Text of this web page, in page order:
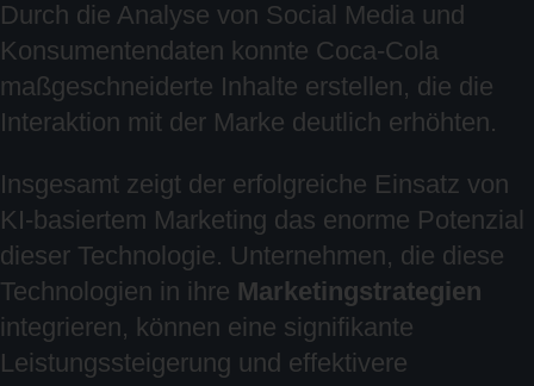
Durch die Analyse von Social Media und
Konsumentendaten konnte Coca-Cola
maßgeschneiderte Inhalte erstellen, die die
Interaktion mit der Marke deutlich erhöhten.
Insgesamt zeigt der erfolgreiche Einsatz von
KI-basiertem Marketing das enorme Potenzial
dieser Technologie. Unternehmen, die diese
Technologien in ihre Marketingstrategien
integrieren, können eine signifikante
Leistungssteigerung und effektivere